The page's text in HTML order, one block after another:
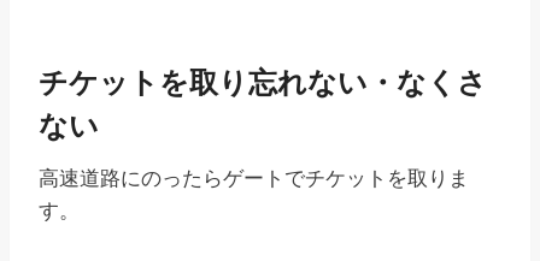
チケットを取り忘れない・なくさ
ない
高速道路にのったらゲートでチケットを取りま
す。